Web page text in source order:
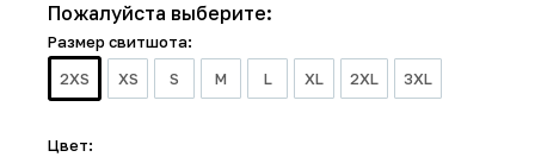
Пожалуйста выберите:
Размер свитшота:
2XS
XS S M L XL 2XL 3XL
Цвет: